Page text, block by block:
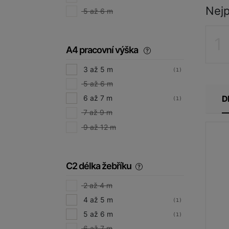
5 až 6 m
A4 pracovní výška
3 až 5 m (1)
5 až 6 m
6 až 7 m
(1)
7 až 9 m
9 až 12 m
C2 délka žebříku
2 až 4 m
4 až 5 m
(1)
5 až 6 m (1)